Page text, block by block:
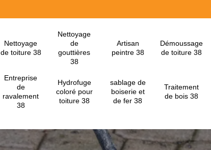
Nettoyage
de toiture 38
Nettoyage
de
gouttières
38
Artisan
peintre 38
Démoussage
de toiture 38
Entreprise
de
ravalement
38
Hydrofuge
coloré pour
toiture 38
sablage de
boiserie et
de fer 38
Traitement
de bois 38